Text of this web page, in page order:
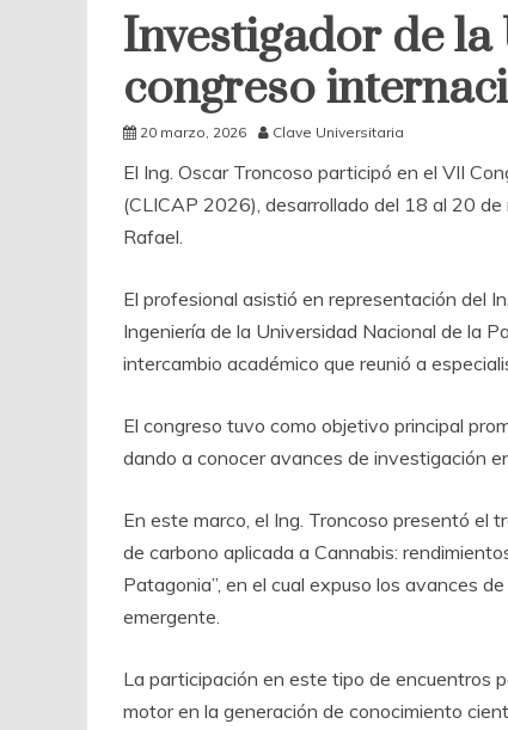
Investigador de
congreso
20 marzo, 2026 Clave Universitaria
El Ing. Oscar Troncoso participó en el VII
(CLICAP 2026), desarrollado del 18 al 20
Rafael.
El profesional asistió en representación del
Ingeniería de la Universidad Nacional de la
intercambio académico que reunió a
El congreso tuvo como objetivo principal
dando a conocer avances de investigación
En este marco, el Ing. Troncoso presentó el
de carbono aplicada a Cannabis:
Patagonia”, en el cual expuso los avances
emergente.
La participación en este tipo de encuentros
motor en la generación de conocimiento